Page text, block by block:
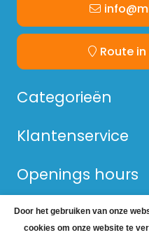
Route
Categorieën
Klantenservice
Openings hours
© Copyright 2026 Mijn
Door het gebruiken van onze
cookies om onze website te